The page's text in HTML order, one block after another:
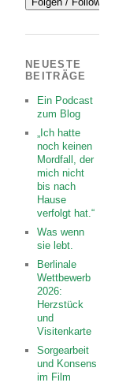
NEUESTE
BEITRÄGE
Ein Podcast
zum Blog
„Ich hatte
noch keinen
Mordfall, der
mich nicht
bis nach
Hause
verfolgt hat.“
Was wenn
sie lebt.
Berlinale
Wettbewerb
2026:
Herzstück
und
Visitenkarte
Sorgearbeit
und Konsens
im Film